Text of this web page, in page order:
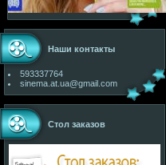
Наши контакты
593337764
sinema.at.ua@gmail.com
Стол заказов